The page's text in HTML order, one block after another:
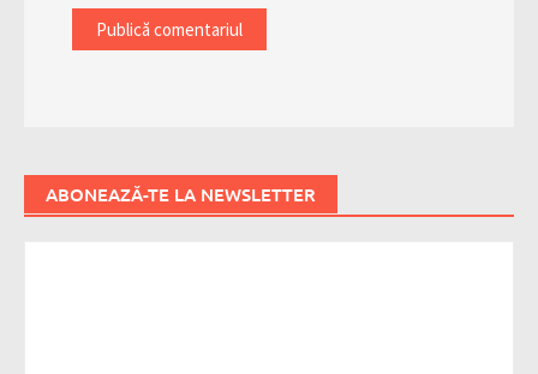
ABONEAZĂ-TE LA NEWSLETTER